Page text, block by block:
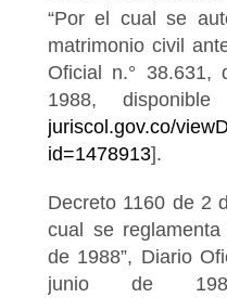
“Por el cual se
matrimonio civil
Oficial n.° 38.631,
1988,
juriscol.gov.co/
id=1478913].
Decreto 1160 de 2
cual se
de 1988”, Diario
junio de